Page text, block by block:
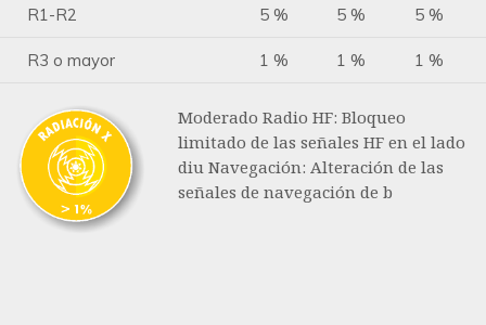
R1-R2 5 % 5 % 5 %
R3 o mayor 1 % 1 % 1 %
Moderado Radio HF: Bloqueo
limitado de las señales HF en el lado
diu Navegación: Alteración de las
señales de navegación de b